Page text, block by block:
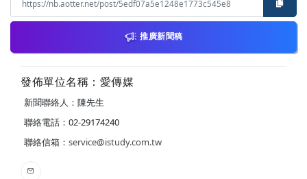
推廣新聞稿
發佈單位名稱：愛傳媒
新聞聯絡人：陳先生
聯絡電話：02-29174240
聯絡信箱： service@istudy.com.tw